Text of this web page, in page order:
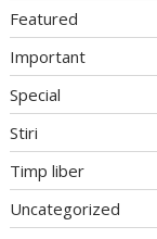
Featured
Important
Special
Stiri
Timp liber
Uncategorized